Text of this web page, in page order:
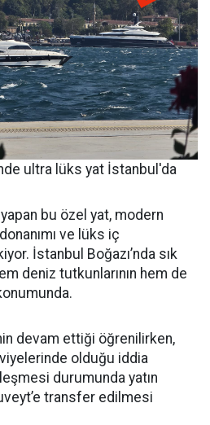
ultra lüks yat İstanbul'da
bu özel yat, modern
ve lüks iç
İstanbul Boğazı’nda sık
deniz tutkunlarının hem de
devam ettiği öğrenilirken,
olduğu iddia
durumunda yatın
transfer edilmesi